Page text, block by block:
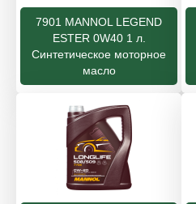
7901 MANNOL LEGEND
ESTER 0W40 1 л.
Синтетическое моторное
масло